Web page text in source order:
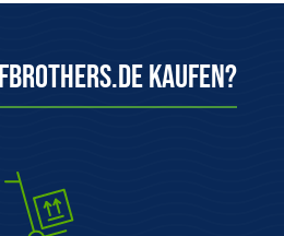
kaufen?